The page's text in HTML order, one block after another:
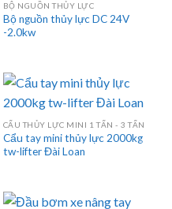
BỘ NGUỒN THỦY LỰC
Bộ nguồn thủy lực DC 24V
-2.0kw
CẨU THỦY LỰC MINI 1 TẤN - 3 TẤN
Cẩu tay mini thủy lực 2000kg
tw-lifter Đài Loan